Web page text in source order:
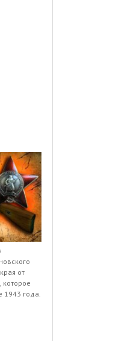
от
которое
1943 года.